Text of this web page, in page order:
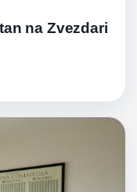
na Zvezdari